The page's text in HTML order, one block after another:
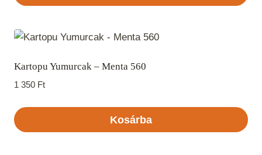
Kartopu Yumurcak – Menta 560
1 350 Ft
Kosárba